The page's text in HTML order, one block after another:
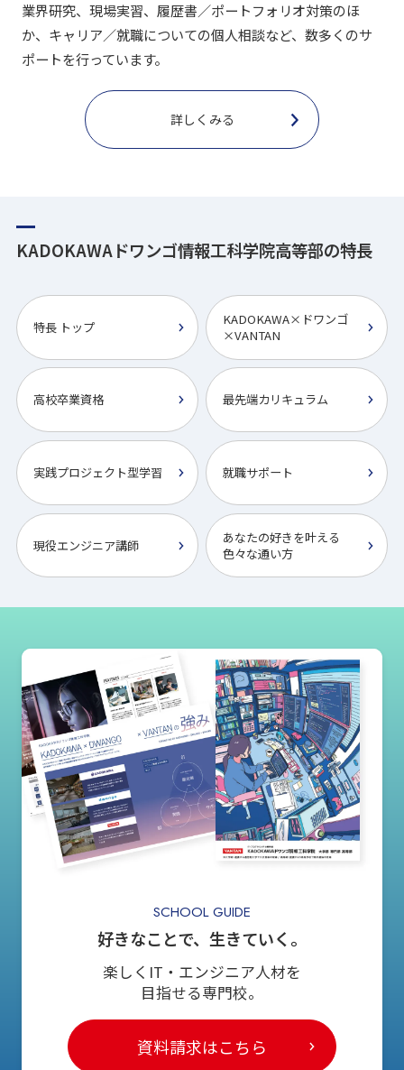
業界研究、現場実習、履歴書／ポートフォリオ対策のほ
か、キャリア／就職についての個人相談など、数多くのサ
ポートを行っています。
詳しくみる
KADOKAWAドワンゴ情報工科学院高等部の特長
特長 トップ
KADOKAWA×ドワンゴ
×VANTAN
高校卒業資格 最先端カリキュラム
実践プロジェクト型学習 就職サポート
現役エンジニア講師
あなたの好きを叶える
⾊々な通い⽅
SCHOOL GUIDE
好きなことで、生きていく。
楽しくIT・エンジニア人材を
目指せる専門校。
資料請求はこちら